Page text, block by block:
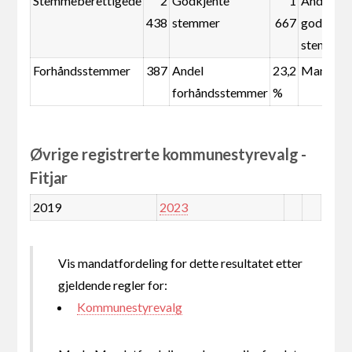
438 stemmer
667
stemmer
Forhåndsstemmer
387 Andel
forhåndsstemmer
23,2
%
Øvrige registrerte kommunestyrevalg -
Fitjar
2019 2023
Vis mandatfordeling for dette resultatet etter
gjeldende regler for:
Kommunestyrevalg